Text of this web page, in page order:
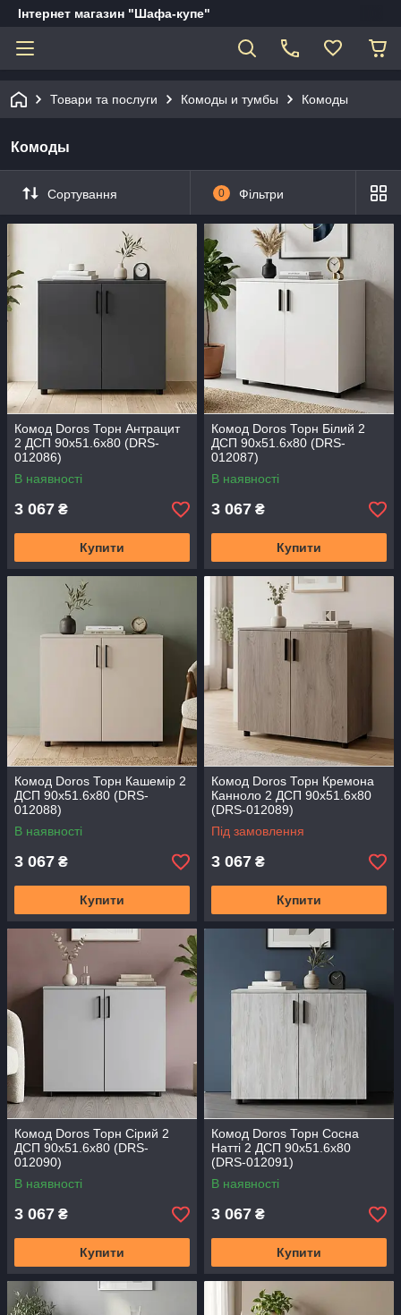
Інтернет магазин "Шафа-купе"
Товари та послуги Комоды и тумбы Комоды
Комоды
Сортування 0 Фільтри
Комод Doros Торн Антрацит
2 ДСП 90х51.6х80 (DRS-
012086)
В наявності
3 067 ₴
Купити
Комод Doros Торн Білий 2
ДСП 90х51.6х80 (DRS-
012087)
В наявності
3 067 ₴
Купити
Комод Doros Торн Кашемір 2
ДСП 90х51.6х80 (DRS-
012088)
В наявності
3 067 ₴
Купити
Комод Doros Торн Кремона
Канноло 2 ДСП 90х51.6х80
(DRS-012089)
Під замовлення
3 067 ₴
Купити
Комод Doros Торн Сірий 2
ДСП 90х51.6х80 (DRS-
012090)
В наявності
3 067 ₴
Купити
Комод Doros Торн Сосна
Натті 2 ДСП 90х51.6х80
(DRS-012091)
В наявності
3 067 ₴
Купити